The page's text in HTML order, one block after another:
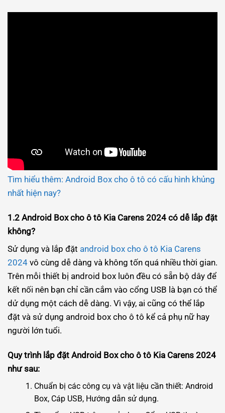
Tìm hiểu thêm: Android Box cho ô tô có cấu hình khủng
nhất hiện nay?
1.2 Android Box cho ô tô Kia Carens 2024 có dễ lắp đặt
không?
Sử dụng và lắp đặt android box cho ô tô Kia Carens
2024 vô cùng dễ dàng và không tốn quá nhiều thời gian.
Trên mỗi thiết bị android box luôn đều có sẵn bộ dây để
kết nối nên bạn chỉ cần cắm vào cổng USB là bạn có thể
dử dụng một cách dễ dàng. Vì vậy, ai cũng có thể lắp
đặt và sử dụng android box cho ô tô kể cả phụ nữ hay
người lớn tuổi.
Quy trình lắp đặt Android Box cho ô tô Kia Carens 2024
như sau:
Chuẩn bị các công cụ và vật liệu cần thiết: Android
Box, Cáp USB, Hướng dẫn sử dụng.